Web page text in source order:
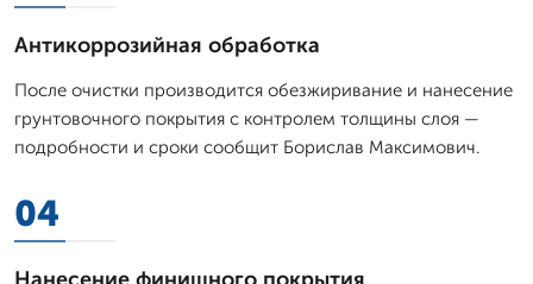
Антикоррозийная обработка
После очистки производится обезжиривание и нанесение
грунтовочного покрытия с контролем толщины слоя —
подробности и сроки сообщит Борислав Максимович.
04
Нанесение финишного покрытия